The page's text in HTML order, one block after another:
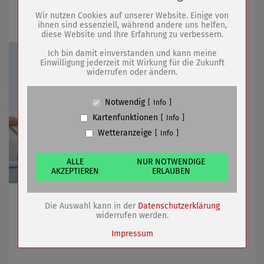
komplett gesperrt
Name
PHP Session Cookie
Anbieter
Eigentümer dieser Website (Wenko-
Wenselaar GmbH & Co. KG)
Absicherung Kontaktformular / SPAM
Cookiespeicherung Entscheidungscookie
Anbieter
Eigentümer dieser Website (Wenko-
Wenselaar GmbH & Co. KG)
Zweck
Speichert die Einstellungen der Besucher
bezüglich der Speicherung von Cookies.
Cookie Name
dywc
Cookie Laufzeit
1 Jahr
Wir nutzen Cookies auf unserer Website. Einige von
ihnen sind essenziell, während andere uns helfen,
diese Website und Ihre Erfahrung zu verbessern.
Ich bin damit einverstanden und kann meine
Einwilligung jederzeit mit Wirkung für die Zukunft
widerrufen oder ändern.
Notwendig Info
Kartenfunktionen Info
Wetteranzeige Info
ALLE
AKZEPTIEREN
NUR NOTWENDIGE
ERLAUBEN
Die Auswahl kann in der Datenschutzerklärung
widerrufen werden.
Impressum